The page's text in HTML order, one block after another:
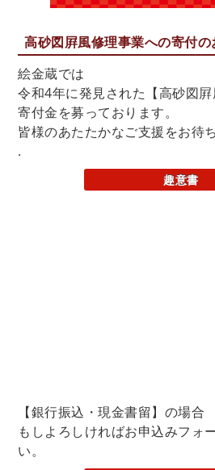
2026年6月13日
たがよ～ vol.2 ドラマと、戦争
2026年5月9日
【2026絵金祭り】屛風守番ボ
2026年4月26日
～ vol.1 ドラマとこの町」スタ
高砂図屛風修理事業への寄付の
絵金蔵では
令和4年に発見された【高砂図
寄付金を募っております。
皆様のあたたかなご支援をお待
.
趣意書
【銀行振込・現金書留】の場合
もしよろしければお申込みフォ
い。